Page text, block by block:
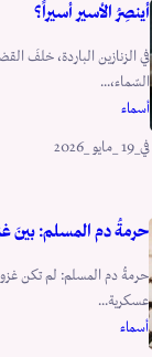
أينصِرُ الأسير أسيراً؟
في الزنازين الباردة، خلفَ
السّماء،...
أسماء
في_19 _مايو _2026
حرمةُ دم المسلم: بينَ
حرمةُ دم المسلم: لم تكن
عسكرية...
أسماء